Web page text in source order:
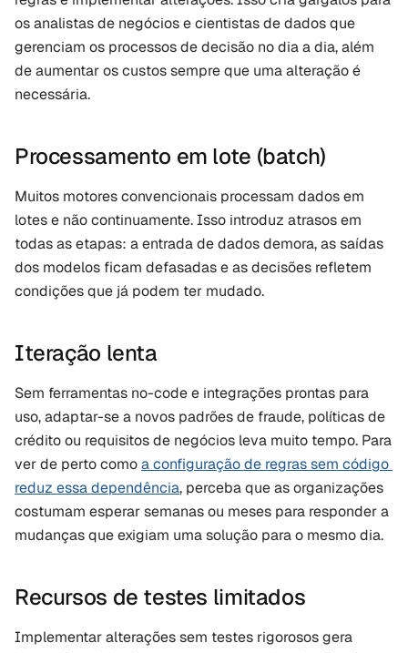
os analistas de negócios e cientistas de dados que
gerenciam os processos de decisão no dia a dia, além
de aumentar os custos sempre que uma alteração é
necessária.
Processamento em lote (batch)
Muitos motores convencionais processam dados em
lotes e não continuamente. Isso introduz atrasos em
todas as etapas: a entrada de dados demora, as saídas
dos modelos ficam defasadas e as decisões refletem
condições que já podem ter mudado.
Iteração lenta
Sem ferramentas no-code e integrações prontas para
uso, adaptar-se a novos padrões de fraude, políticas de
crédito ou requisitos de negócios leva muito tempo. Para
ver de perto como a configuração de regras sem código
reduz essa dependência, perceba que as organizações
costumam esperar semanas ou meses para responder a
mudanças que exigiam uma solução para o mesmo dia.
Recursos de testes limitados
Implementar alterações sem testes rigorosos gera